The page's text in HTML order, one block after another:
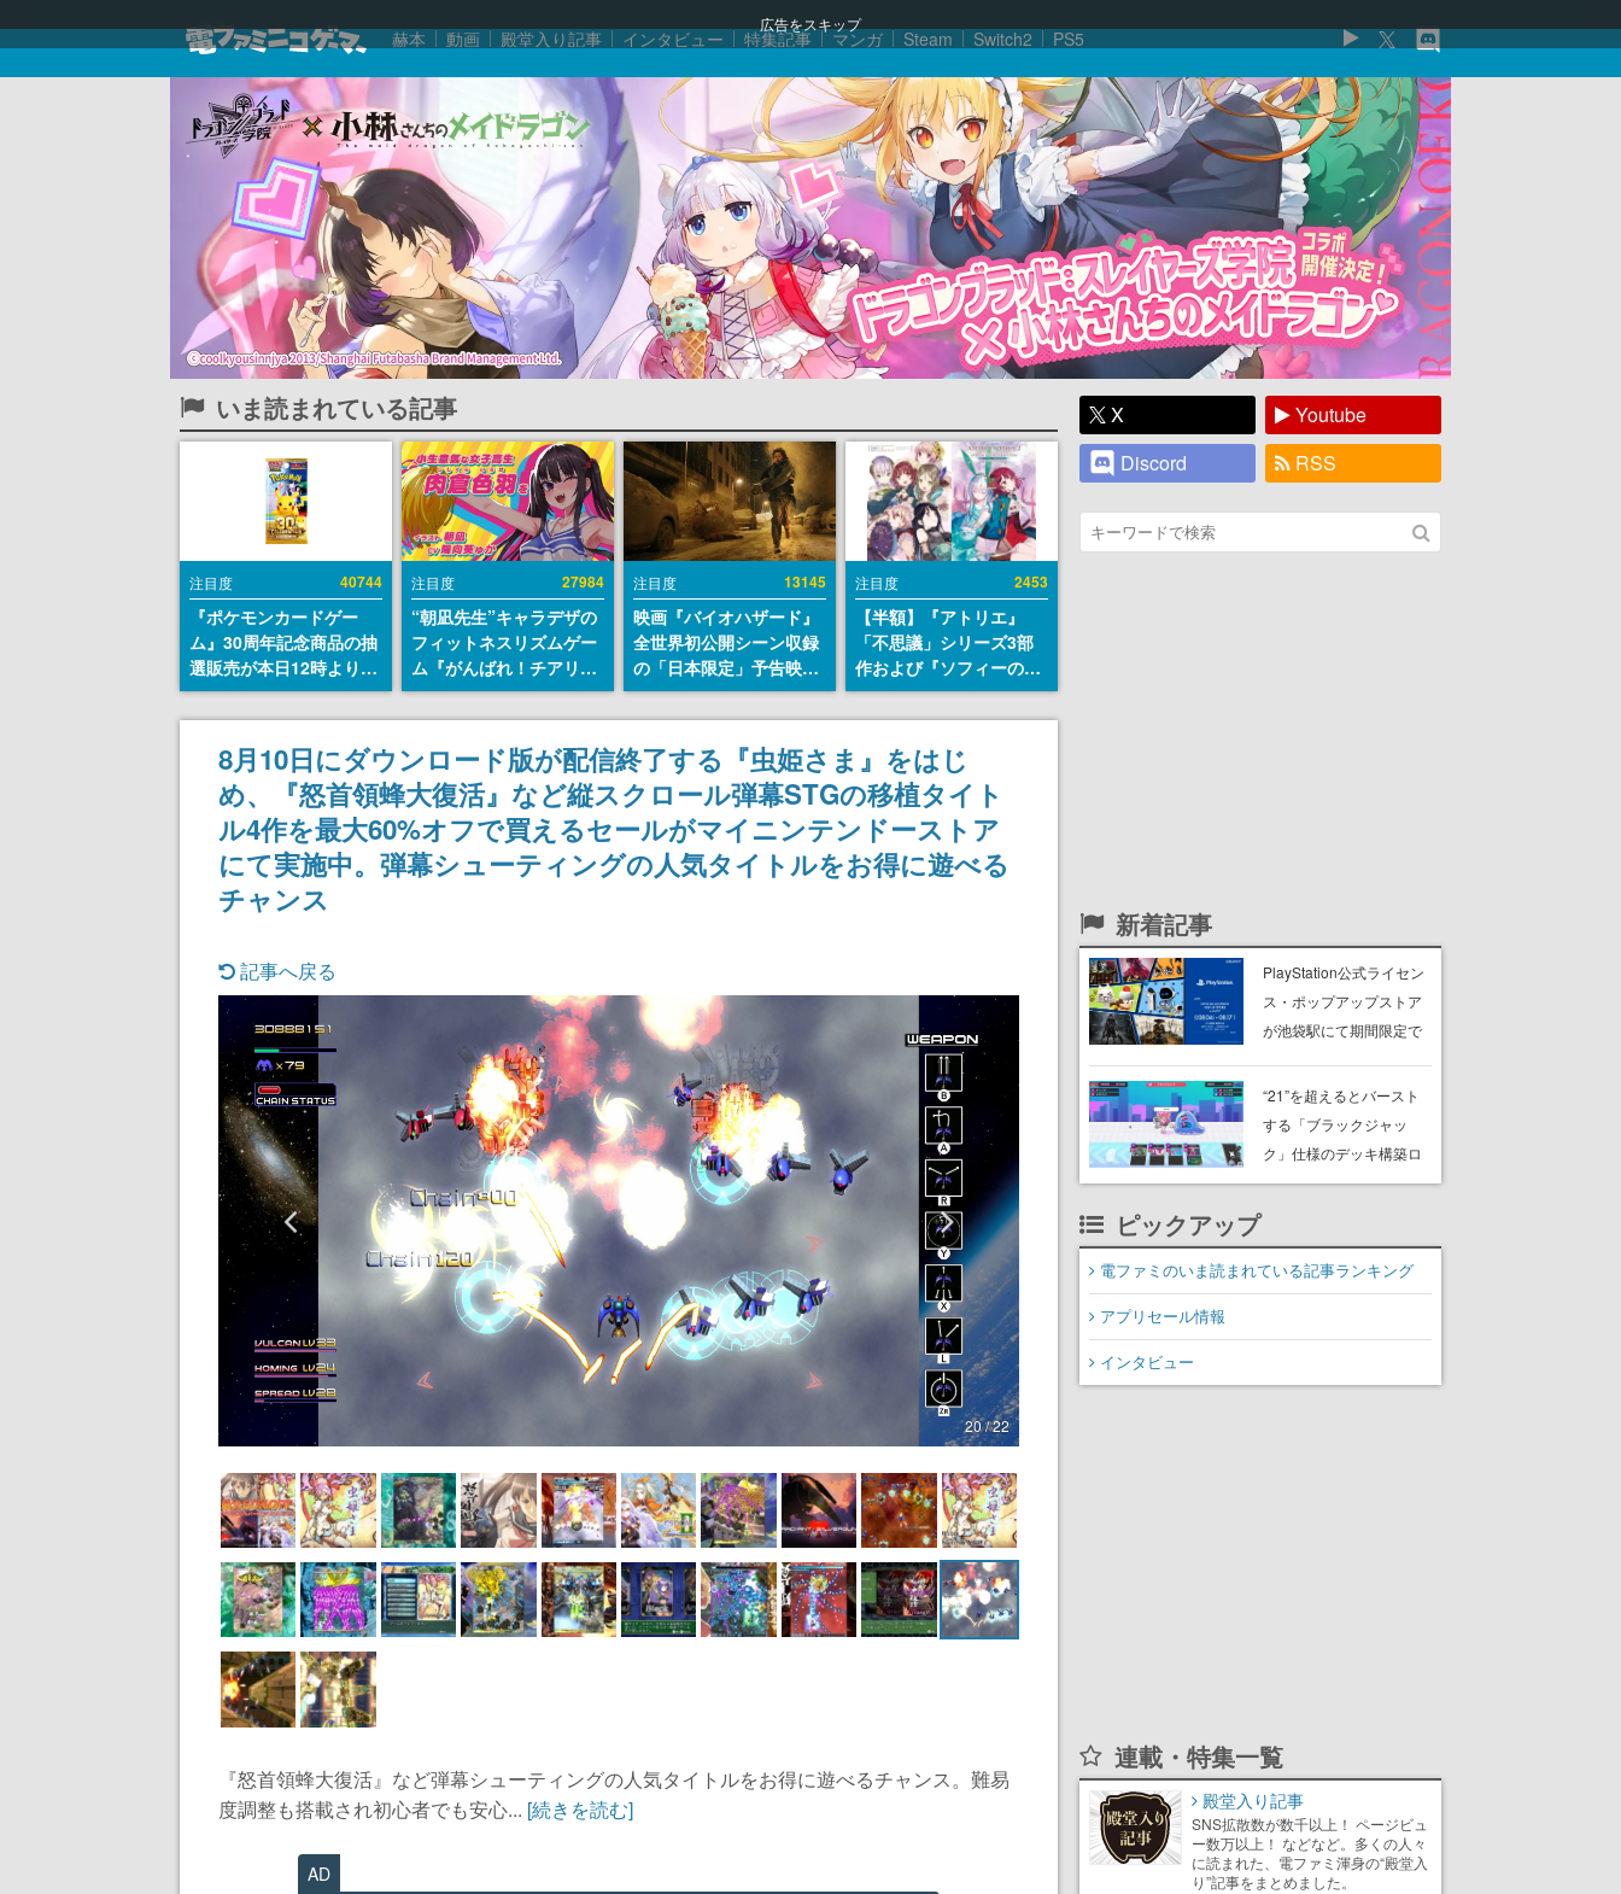
広告をスキップ
赫本 動画 殿堂入り記事 インタビュー 特集記事 マンガ Steam Switch2 PS5
いま読まれている記事
注目度 40744
『ポケモンカードゲー
ム』30周年記念商品の抽
選販売が本日12時より開
始。拡張パック「30th
CELEBRATION」のボッ
クスに、「プレミアムデ
ッキセット エーフィ・ブ
ラッキー」
「FUTURISTIC BOX」の
計3商品
注目度 27984
“朝凪先生”キャラデザの
フィットネスリズムゲー
ム『がんばれ！チアリズ
ム』Steamストアページ
が公開。キャラクターの
CVは陽向葵ゅかさん
注目度 13145
映画『バイオハザード』
全世界初公開シーン収録
の「日本限定」予告映像
が解禁。バイオの日（8
月10日）にあわせて、
「ラクーンシティ総合病
院」へ行く配達人の姿が
披露
注目度 2453
【半額】『アトリエ』
「不思議」シリーズ3部
作および『ソフィーのア
トリエ2』公式画集の
Kindle版が50%オフとな
るセールが開催中。各作
品の設定画や美麗なイラ
ストの数々をふんだんに
収録
8月10日にダウンロード版が配信終了する『虫姫さま』をはじ
め、『怒首領蜂大復活』など縦スクロール弾幕STGの移植タイト
ル4作を最大60%オフで買えるセールがマイニンテンドーストア
にて実施中。弾幕シューティングの人気タイトルをお得に遊べる
チャンス
記事へ戻る
20 / 22
『怒首領蜂大復活』など弾幕シューティングの人気タイトルをお得に遊べるチャンス。難易
度調整も搭載され初心者でも安心... [続きを読む]
AD
X
Youtube
Discord
RSS
新着記事
PlayStation公式ライセン
ス・ポップアップストア
が池袋駅にて期間限定で
『ブラッドボーン』の新
作アイテムが登場
“21”を超えるとバースト
する「ブラックジャッ
ク」仕様のデッキ構築ロ
ーグライト『必殺！メガ
ピックアップ
電ファミのいま読まれている記事ランキング
アプリセール情報
インタビュー
連載・特集一覧
殿堂入り記事
SNS拡散数が数千以上！ ページビュ
ー数万以上！ などなど。多くの人々
に読まれた、電ファミ渾身の“殿堂入
り”記事をまとめました。